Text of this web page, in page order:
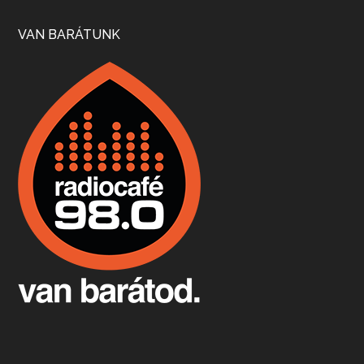
Boston, teadélután, bab és homár
Apr 9, 2026 • 00:37:17
Fermentáljunk, a testünk meghálálja!
Apr 3, 2026 • 00:36:07
VAN BARÁTUNK